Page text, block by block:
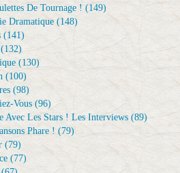
De Tournage ! (149)
Dramatique (148)
(141)
(132)
(130)
(100)
(98)
Vous (96)
Avec Les Stars ! Les Interviews (89)
Phare ! (79)
(79)
(77)